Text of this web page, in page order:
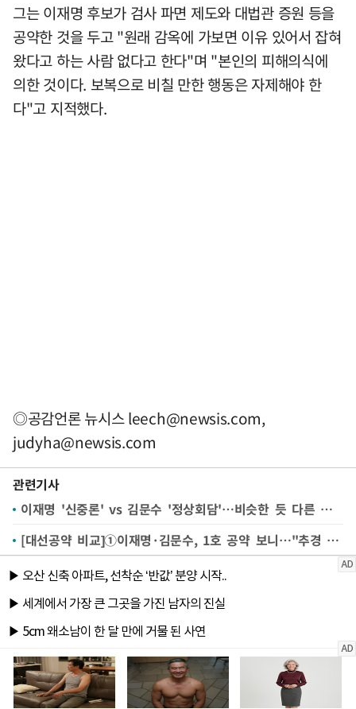
그는 이재명 후보가 검사 파면 제도와 대법관 증원 등을
공약한 것을 두고 "원래 감옥에 가보면 이유 있어서 잡혀
왔다고 하는 사람 없다고 한다"며 "본인의 피해의식에
의한 것이다. 보복으로 비칠 만한 행동은 자제해야 한
다"고 지적했다.
◎공감언론 뉴시스leech@newsis.com,
judyha@newsis.com
관련기사
이재명 '신중론' vs 김문수 '정상회담'…비슷한 듯 다른 관세협상 접근법
[대선공약 비교]①이재명·김문수, 1호 공약 보니…"추경 등 돈 풀어 성장" vs "기업 규제·세제 완화해 성장"